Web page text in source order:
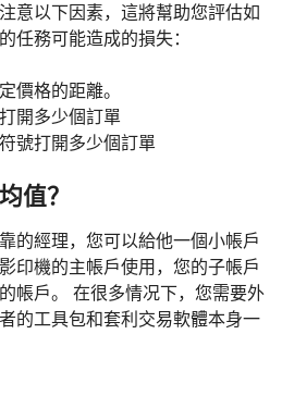
意以下因素，這將幫助您評估如
任務可能造成的損失：
價格的距離。
開多少個訂單
號打開多少個訂單
值？
的經理，您可以給他一個小帳戶
印機的主帳戶使用，您的子帳戶
帳戶。 在很多情况下，您需要外
的工具包和套利交易軟體本身一